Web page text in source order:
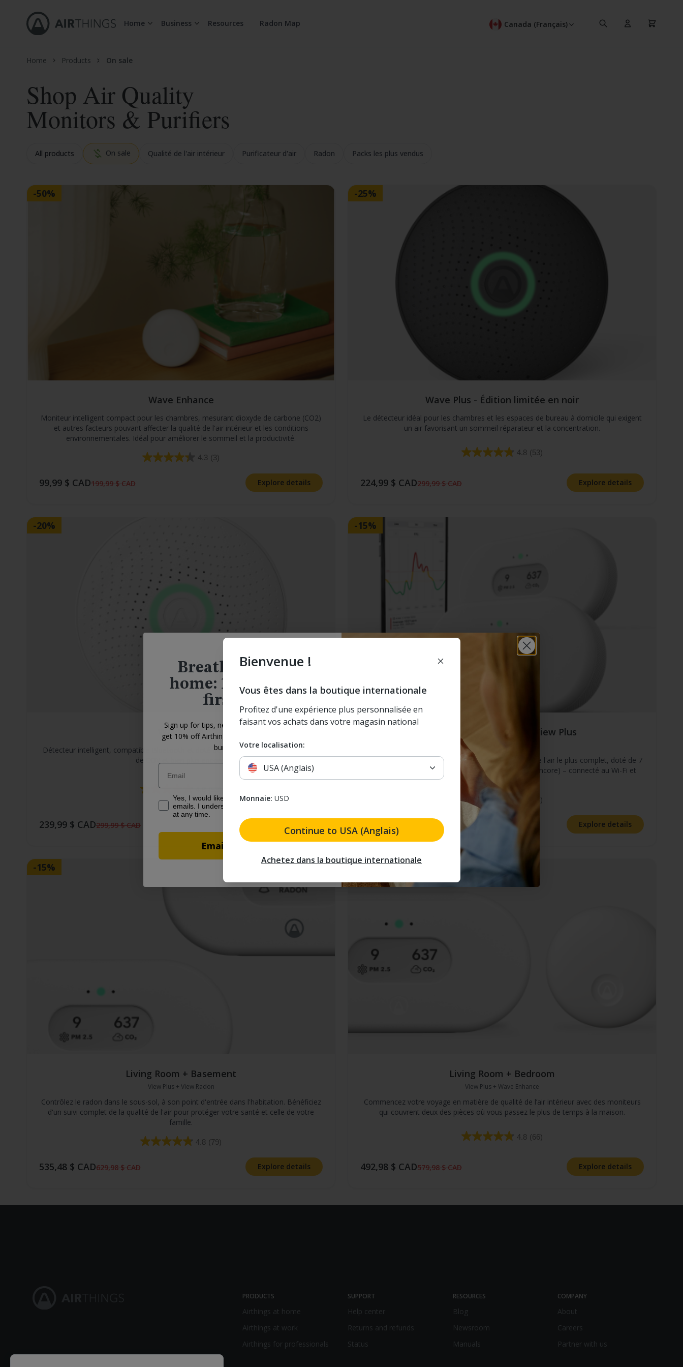
Home Business Resources Radon Map Canada (Français) Recherche Panier
Home Products On sale
Shop Air Quality
Monitors & Purifiers
All products On sale Qualité de l'air intérieur Purificateur d'air Radon Packs les plus vendus
-50%
Wave Enhance
Moniteur intelligent compact pour les chambres, mesurant dioxyde de carbone (CO2)
et autres facteurs pouvant affecter la qualité de l'air intérieur et les conditions
environnementales. Idéal pour améliorer le sommeil et la productivité.
4.3 (3)
99,99 $ CAD199,99 $ CAD Explore details
-25%
Wave Plus - Édition limitée en noir
Le détecteur idéal pour les chambres et les espaces de bureau à domicile qui exigent
un air favorisant un sommeil réparateur et la concentration.
4.8 (53)
224,99 $ CAD299,99 $ CAD Explore details
-20%
Wave Plus
Détecteur intelligent, compatible Bluetooth et doté de 6 capteurs de radon, de CO2,
de COV et bien plus encore.
4.8 (53)
239,99 $ CAD299,99 $ CAD
-15%
Lot de deux détecteurs View Plus
View Plus est notre moniteur de radon et de qualité de l'air le plus complet, doté de 7
capteurs (dont le radon, les PM 2.5, le CO2 et plus encore) – connecté au Wi-Fi et
sans fil.
(63)
645,98 $ CAD 759,98 $ CAD Explore details
-15%
Living Room + Basement
View Plus + View Radon
Contrôlez le radon dans le sous-sol, à son point d'entrée dans l'habitation. Bénéficiez
d'un suivi complet de la qualité de l'air pour protéger votre santé et celle de votre
famille.
4.8 (79)
535,48 $ CAD629,98 $ CAD Explore details
-15%
Living Room + Bedroom
View Plus + Wave Enhance
Commencez votre voyage en matière de qualité de l’air intérieur avec des moniteurs
qui couvrent deux des pièces où vous passez le plus de temps à la maison.
4.8 (66)
492,98 $ CAD579,98 $ CAD Explore details
Bienvenue !
Vous êtes dans la boutique internationale
Profitez d'une expérience plus personnalisée en
faisant vos achats dans votre magasin national
Votre localisation:
USA (Anglais)
Monnaie: USD
Continue to USA (Anglais)
Achetez dans la boutique internationale
PRODUCTS
Airthings at home
Airthings at work
Airthings for professionals
SUPPORT
Help center
Returns and refunds
Status
RESOURCES
Blog
Newsroom
Manuals
COMPANY
About
Careers
Partner with us
Breathe better at
home: 10% off your
first order
Sign up for tips, news, and exclusive offers. Plus
get 10% off Airthings for Home devices (excludes
bundles & offers)
Email
Yes, I would like to receive marketing emails. I understand that I can unsubscribe at any time.
Yes, I would like to receive marketing
emails. I understand that I can unsubscribe
at any time.
Email my discount